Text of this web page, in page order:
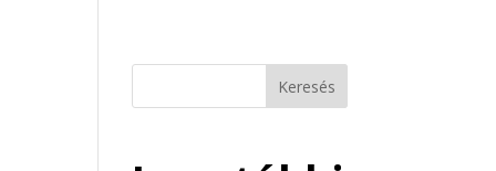
Keresés